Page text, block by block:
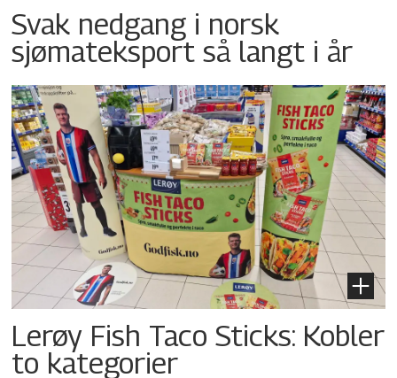
Svak nedgang i norsk
sjømateksport så langt i år
Lerøy Fish Taco Sticks: Kobler
to kategorier